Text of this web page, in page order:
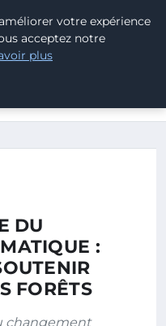
CLIMATIQUE : AGISSONS
DU
:
FORÊTS
changement
votre expérience
acceptez notre
plus